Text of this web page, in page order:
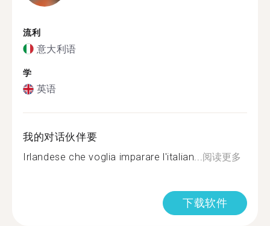
流利
意大利语
学
英语
我的对话伙伴要
Irlandese che voglia imparare l'italian...阅读更多
下载软件